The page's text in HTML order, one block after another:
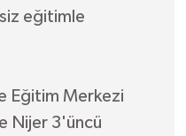
eğitimle
Eğitim Merkezi
Nijer 3'üncü